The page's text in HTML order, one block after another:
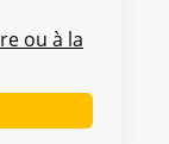
ou à la